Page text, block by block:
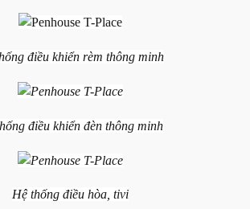
điều khiển rèm thông minh
điều khiển đèn thông minh
Hệ thống điều hòa, tivi